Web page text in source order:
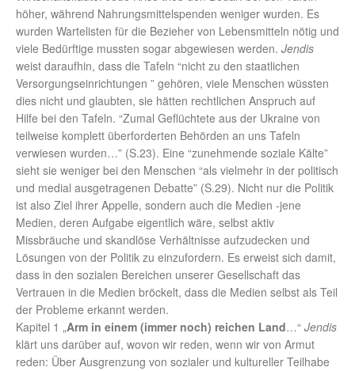
höher, während Nahrungsmittelspenden weniger wurden. Es
wurden Wartelisten für die Bezieher von Lebensmitteln nötig und
viele Bedürftige mussten sogar abgewiesen werden. Jendis
weist daraufhin, dass die Tafeln “nicht zu den staatlichen
Versorgungseinrichtungen ” gehören, viele Menschen wüssten
dies nicht und glaubten, sie hätten rechtlichen Anspruch auf
Hilfe bei den Tafeln. “Zumal Geflüchtete aus der Ukraine von
teilweise komplett überforderten Behörden an uns Tafeln
verwiesen wurden…” (S.23). Eine “zunehmende soziale Kälte”
sieht sie weniger bei den Menschen “als vielmehr in der politisch
und medial ausgetragenen Debatte” (S.29). Nicht nur die Politik
ist also Ziel ihrer Appelle, sondern auch die Medien -jene
Medien, deren Aufgabe eigentlich wäre, selbst aktiv
Missbräuche und skandlöse Verhältnisse aufzudecken und
Lösungen von der Politik zu einzufordern. Es erweist sich damit,
dass in den sozialen Bereichen unserer Gesellschaft das
Vertrauen in die Medien bröckelt, dass die Medien selbst als Teil
der Probleme erkannt werden.
Kapitel 1 „Arm in einem (immer noch) reichen Land…“ Jendis
klärt uns darüber auf, wovon wir reden, wenn wir von Armut
reden: Über Ausgrenzung von sozialer und kultureller Teilhabe